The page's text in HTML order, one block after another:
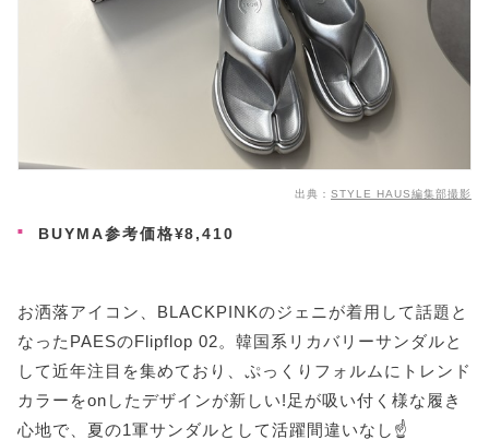
出典： STYLE HAUS編集部撮影
BUYMA参考価格¥8,410
お洒落アイコン、BLACKPINKのジェニが着用して話題と
なったPAESのFlipflop 02。韓国系リカバリーサンダルと
して近年注目を集めており、ぷっくりフォルムにトレンド
カラーをonしたデザインが新しい!足が吸い付く様な履き
心地で、夏の1軍サンダルとして活躍間違いなし☝